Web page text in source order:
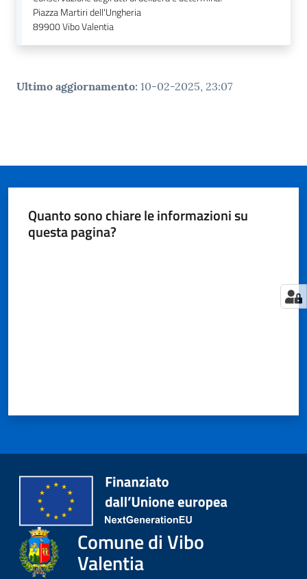
Piazza Martiri dell'Ungheria
89900Vibo Valentia
Ultimo aggiornamento: 10-02-2025, 23:07
Quanto sono chiare le informazioni su
questa pagina?
Comune di Vibo
Valentia